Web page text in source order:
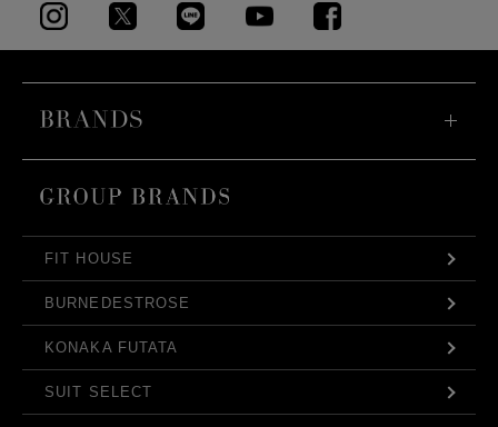
FIT HOUSE
BURNEDESTROSE
KONAKA FUTATA
SUIT SELECT